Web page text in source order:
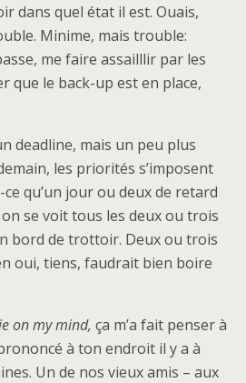
dans quel état il est. Ouais,
Minime, mais trouble:
me faire assailllir par les
que le back-up est en place,
deadline, mais un peu plus
les priorités s’imposent
qu’un jour ou deux de retard
se voit tous les deux ou trois
bord de trottoir. Deux ou trois
oui, tiens, faudrait bien boire
on my mind, ça m’a fait penser à
à ton endroit il y a à
Un de nos vieux amis – aux